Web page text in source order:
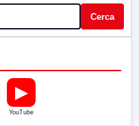
Cerca
▶
YouTube